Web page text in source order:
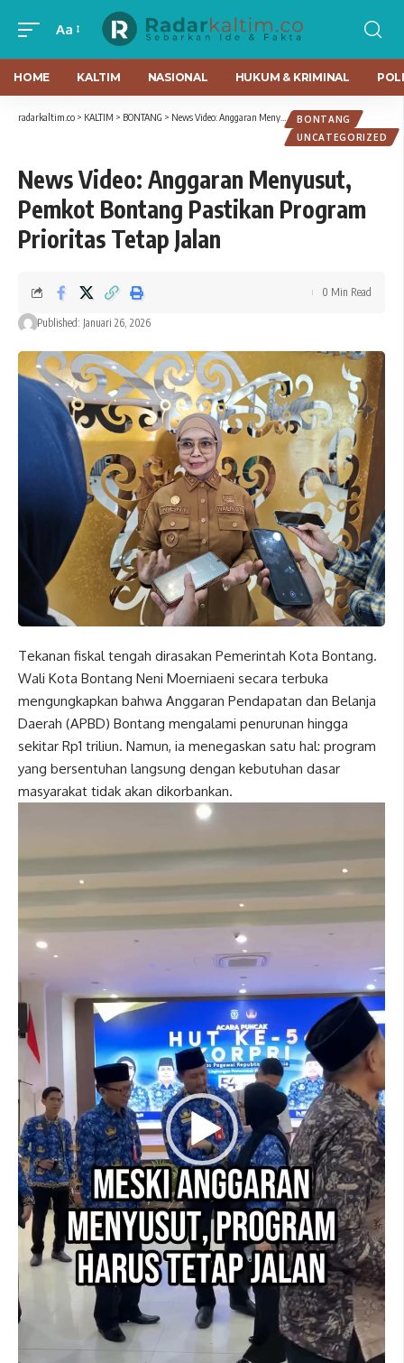
Aa
HOME KALTIM NASIONAL HUKUM & KRIMINAL
radarkaltim.co > KALTIM > BONTANG > News Video: Anggaran Menyusut, Pemkot Bontang Pastikan Program Prioritas Tetap Jalan
BONTANG
UNCATEGORIZED
News Video: Anggaran Menyusut,
Pemkot Bontang Pastikan Program
Prioritas Tetap Jalan
Published: Januari 26, 2026
0 Min Read
Tekanan fiskal tengah dirasakan Pemerintah Kota Bontang.
Wali Kota Bontang Neni Moerniaeni secara terbuka
mengungkapkan bahwa Anggaran Pendapatan dan Belanja
Daerah (APBD) Bontang mengalami penurunan hingga
sekitar Rp1 triliun. Namun, ia menegaskan satu hal: program
yang bersentuhan langsung dengan kebutuhan dasar
masyarakat tidak akan dikorbankan.